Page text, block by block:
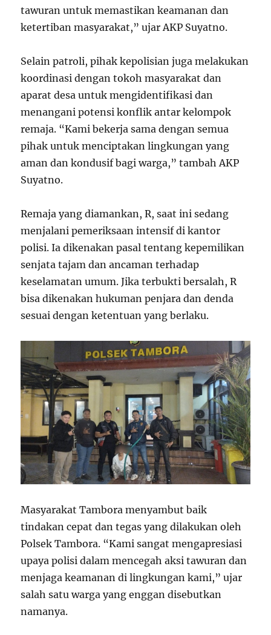
tawuran untuk memastikan keamanan dan
ketertiban masyarakat,” ujar AKP Suyatno.
Selain patroli, pihak kepolisian juga melakukan
koordinasi dengan tokoh masyarakat dan
aparat desa untuk mengidentifikasi dan
menangani potensi konflik antar kelompok
remaja. “Kami bekerja sama dengan semua
pihak untuk menciptakan lingkungan yang
aman dan kondusif bagi warga,” tambah AKP
Suyatno.
Remaja yang diamankan, R, saat ini sedang
menjalani pemeriksaan intensif di kantor
polisi. Ia dikenakan pasal tentang kepemilikan
senjata tajam dan ancaman terhadap
keselamatan umum. Jika terbukti bersalah, R
bisa dikenakan hukuman penjara dan denda
sesuai dengan ketentuan yang berlaku.
Masyarakat Tambora menyambut baik
tindakan cepat dan tegas yang dilakukan oleh
Polsek Tambora. “Kami sangat mengapresiasi
upaya polisi dalam mencegah aksi tawuran dan
menjaga keamanan di lingkungan kami,” ujar
salah satu warga yang enggan disebutkan
namanya.